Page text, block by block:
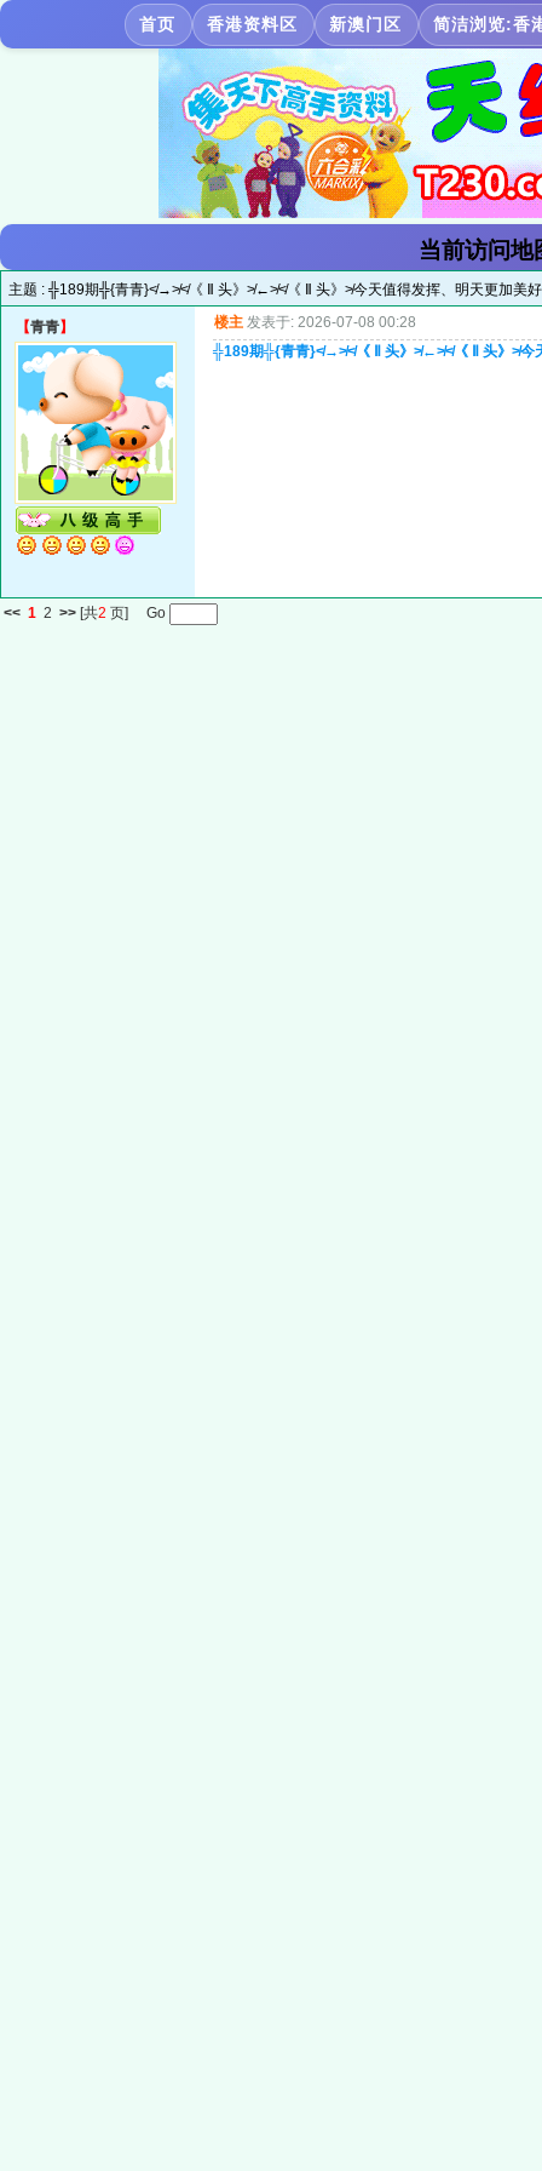
首页 香港资料区 新澳门区 简洁浏览:香
当前访问地
主题 : ╬189期╬{青青}≮→≯≮《 Ⅱ 头》≯←≯≮《 Ⅱ 头》≯今天值得发挥、明天更加美好
【青青】 楼主 发表于: 2026-07-08 00:28
╬189期╬{青青}≮→≯≮《 Ⅱ 头》≯←≯≮《 Ⅱ 头》≯今
<< 1 2 >> [共2 页] Go